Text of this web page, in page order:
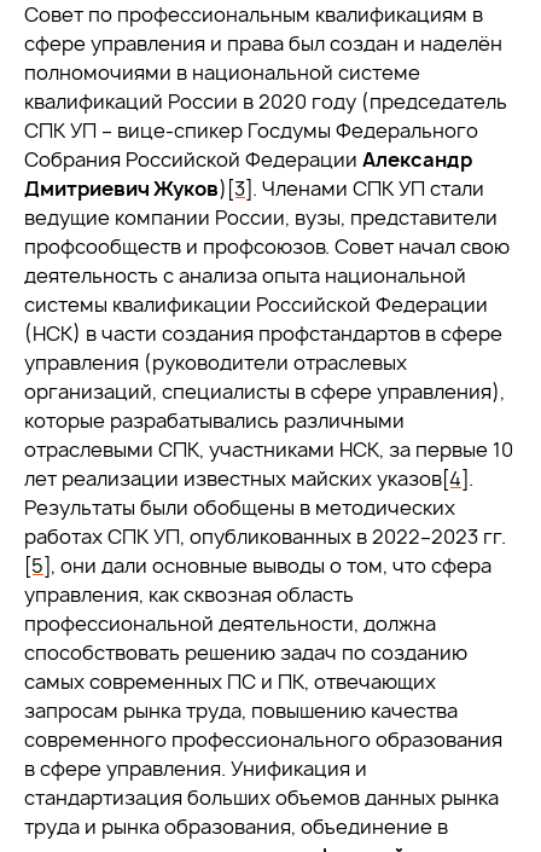
Совет по профессиональным квалификациям в
сфере управления и права был создан и наделён
полномочиями в национальной системе
квалификаций России в 2020 году (председатель
СПК УП – вице-спикер Госдумы Федерального
Собрания Российской Федерации Александр
Дмитриевич Жуков) [3]. Членами СПК УП стали
ведущие компании России, вузы, представители
профсообществ и профсоюзов. Совет начал свою
деятельность с анализа опыта национальной
системы квалификации Российской Федерации
(НСК) в части создания профстандартов в сфере
управления (руководители отраслевых
организаций, специалисты в сфере управления),
которые разрабатывались различными
отраслевыми СПК, участниками НСК, за первые 10
лет реализации известных майских указов[4].
Результаты были обобщены в методических
работах СПК УП, опубликованных в 2022–2023 гг.
[5], они дали основные выводы о том, что сфера
управления, как сквозная область
профессиональной деятельности, должна
способствовать решению задач по созданию
самых современных ПС и ПК, отвечающих
запросам рынка труда, повышению качества
современного профессионального образования
в сфере управления. Унификация и
стандартизация больших объемов данных рынка
труда и рынка образования, объединение в